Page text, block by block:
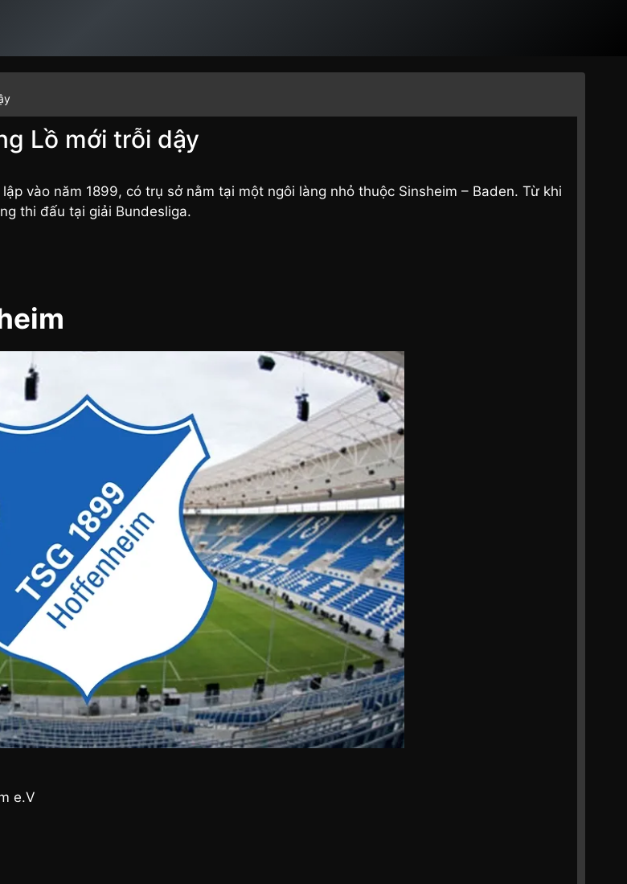
Lồ mới trỗi dậy
vào năm 1899, có trụ sở nằm tại một ngôi làng nhỏ thuộc Sinsheim – Baden. Từ khi
thi đấu tại giải Bundesliga.
e.V